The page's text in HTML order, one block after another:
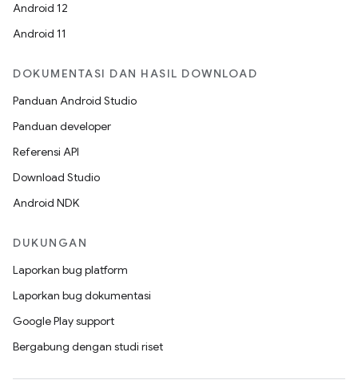
Android 12
Android 11
DOKUMENTASI DAN HASIL DOWNLOAD
Panduan Android Studio
Panduan developer
Referensi API
Download Studio
Android NDK
DUKUNGAN
Laporkan bug platform
Laporkan bug dokumentasi
Google Play support
Bergabung dengan studi riset